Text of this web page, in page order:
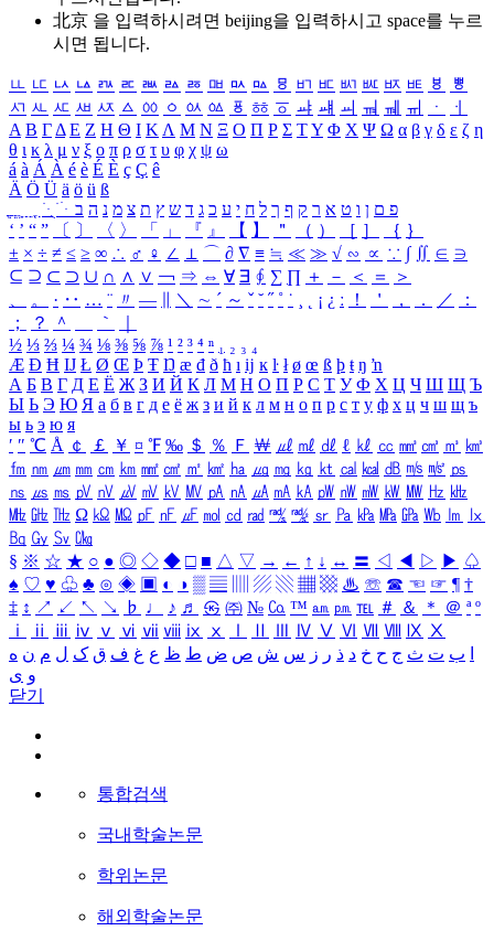
北京 을 입력하시려면 beijing을 입력하시고 space를 누르
시면 됩니다.
ㅥ ㅦ ㅧ ㅨ ㅩ ㅪ ㅫ ㅬ ㅭ ㅮ ㅯ ㅰ ㅱ ㅲ ㅳ ㅴ ㅵ ㅶ ㅷ ㅸ
ㅹ
ㅺ ㅻ ㅼ ㅽ ㅾ ㅿ ㆀ ㆁ ㆂ ㆃ ㆄ ㆅ ㆆ ㆇ ㆈ ㆉ ㆊ ㆋ ㆌ ㆍ
ㆎ
Α Β ΓΔ Ε Ζ Η Θ Ι ΚΛ Μ Ν Ξ Ο Π Ρ Σ ΤΥ Φ Χ Ψ Ω α β γ δ ε ζ η
θ ι κ λ μ ν ξ ο π ρ σ τ υ φ χ ψ ω
á à Á À é è É È ç Ç ê
Ä Ö Ü ä ö ü ß
ִֶֹ ֻּ ׁׂ פ ם ן ו ט א ר ק ף ך ל ח י ע כ ג ד ש ץ ת צ מ נ ה ב
‘ ’ “ ” 〔 〕 〈 〉 「 」 『 』 【 】 ＂ （ ） ［ ］ ｛ ｝
± × ÷ ≠ ≤ ≥ ∞ ∴ ♂ ♀ ∠ ⊥ ⌒ ∂ ∇ ≡ ≒ ≪ ≫ √ ∽ ∝ ∵ ∫ ∬ ∈ ∋
⊆ ⊇ ⊂ ⊃ ∪ ∩ ∧ ∨ ￢ ⇒ ⇔ ∀ ∃ ∮ ∑ ∏ ＋ － ＜ ＝
＞
、
。 · ‥ … ¨ 〃 ― ＼ ∼ ´ ～ ˇ ˘ ˝ ˚ ˙ ¸ ¡ ¿ ː ！ ＇ ， ． ／
：
；
？ ＾ ｀
½ ⅓ ⅔ ¼ ¾ ⅛ ⅜ ⅝ ⅞ ¹ ² ³ ⁴ ⁿ ₁ ₂ ₃ ₄
Æ Ð Ħ Ĳ Ł Ø Œ Þ Ŧ Ŋ æ đ ð ħ ı ĳ ĸ ŀ ł ø œ ß þ ŧ ŋ ŉ
А Б В Г Д Е Ё Ж З И Й К Л М Н О П Р С Т У Ф Х Ц Ч Ш Щ Ъ
Ы Ь Э Ю Я а б в г д е ё ж з и й к л м н о п р с т у ф х ц ч ш щ ъ
ы ь э ю я
′ ″ ℃ Å ￠ ￡ ￥ ¤ ℉ ‰ ＄ ％ Ｆ ￦ ㎕ ㎖ ㎗ ℓ ㎘ ㏄ ㎣ ㎤ ㎥ ㎦
㎙ ㎚ ㎛ ㎜ ㎝ ㎞ ㎟ ㎠ ㎡ ㎢ ㏊ ㎍ ㎎ ㎏ ㏏ ㎈ ㎉ ㏈ ㎧ ㎨ ㎰
㎱ ㎲ ㎳ ㎴ ㎵ ㎶ ㎷ ㎸ ㎹ ㎀ ㎁ ㎂ ㎃ ㎄ ㎺ ㎻ ㎽ ㎾ ㎿ ㎐ ㎑
㎒ ㎓ ㎔ Ω ㏀ ㏁ ㎊ ㎋ ㎌ ㏖ ㏅ ㎭ ㎮ ㎯ ㏛ ㎩ ㎪ ㎫ ㎬ ㏝ ㏐
㏓
㏃ ㏉ ㏜ ㏆
§ ※ ☆ ★ ○ ● ◎ ◇ ◆ □ ■ △ ▽ → ← ↑ ↓ ↔ 〓 ◁ ◀ ▷ ▶ ♤
♠ ♡ ♥ ♧ ♣ ⊙ ◈ ▣ ◐ ◑ ▒ ▤ ▨ ▧ ▦ ▩ ♨ ☏ ☎ ☜ ☞ ¶ †
‡ ↕ ↗ ↙ ↖ ↘ ♭ ♩ ♪ ♬ ㉿ ㈜ № ㏇ ™ ㏂ ㏘ ℡ ＃ ＆ ＊ ＠ ª º
ⅰ
ⅱ ⅲ ⅳ ⅴ ⅵ ⅶ ⅷ ⅸ ⅹ Ⅳ Ⅴ Ⅵ Ⅶ Ⅷ Ⅸ Ⅹ
ب ت ث ج ح خ د ذ ر ز س ش ص ض ط ظ ع غ ف ق ک ل م ن ه
و ی
닫기
통합검색
국내학술논문
학위논문
해외학술논문